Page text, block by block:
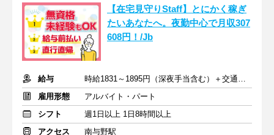
【在宅見守りStaff】とにかく稼ぎ
たいあなたへ。夜勤中心で月収307
608円！/Jb
給与
時給1831～1895円（深夜手当含む）＋交通費支給
雇用形態
アルバイト・パート
シフト
週1日以上 1日8時間以上
アクセス
南与野駅